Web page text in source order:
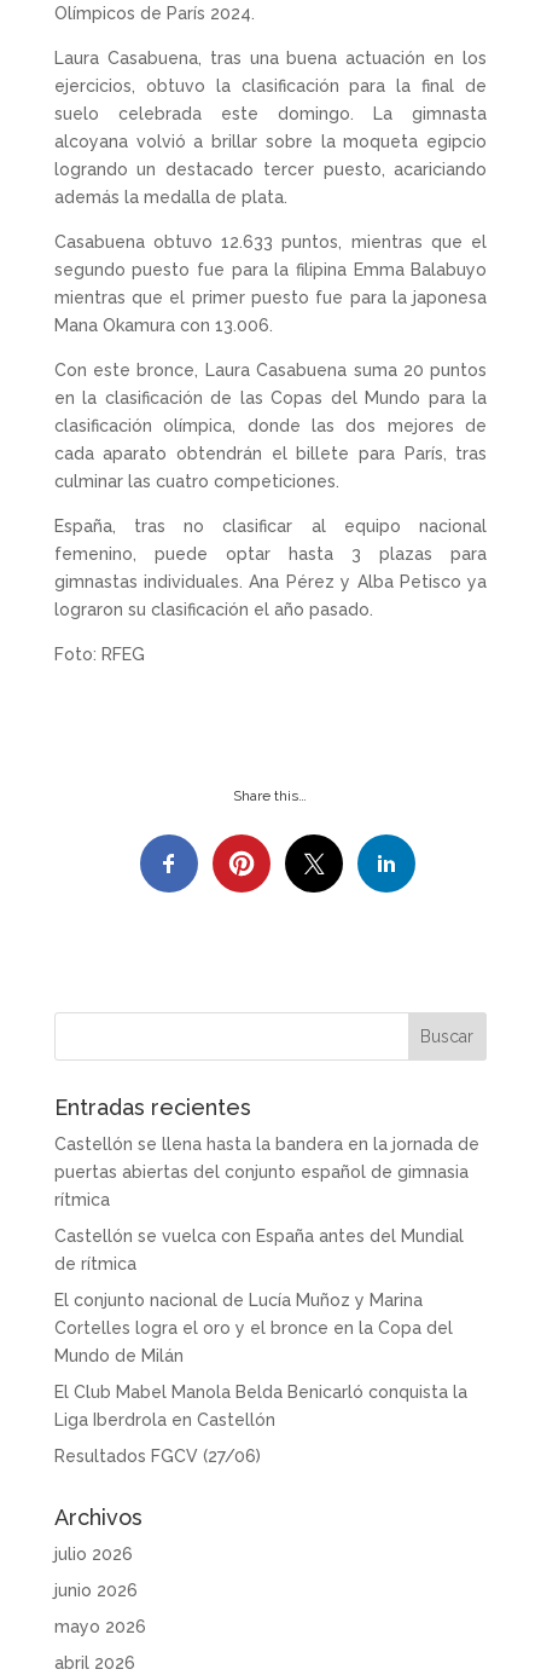
Olímpicos de París 2024.
Laura Casabuena, tras una buena actuación en los
ejercicios, obtuvo la clasificación para la final de
suelo celebrada este domingo. La gimnasta
alcoyana volvió a brillar sobre la moqueta egipcio
logrando un destacado tercer puesto, acariciando
además la medalla de plata.
Casabuena obtuvo 12.633 puntos, mientras que el
segundo puesto fue para la filipina Emma Balabuyo
mientras que el primer puesto fue para la japonesa
Mana Okamura con 13.006.
Con este bronce, Laura Casabuena suma 20 puntos
en la clasificación de las Copas del Mundo para la
clasificación olímpica, donde las dos mejores de
cada aparato obtendrán el billete para París, tras
culminar las cuatro competiciones.
España, tras no clasificar al equipo nacional
femenino, puede optar hasta 3 plazas para
gimnastas individuales. Ana Pérez y Alba Petisco ya
lograron su clasificación el año pasado.
Foto: RFEG
Share this…
Entradas recientes
Castellón se llena hasta la bandera en la jornada de
puertas abiertas del conjunto español de gimnasia
rítmica
Castellón se vuelca con España antes del Mundial
de rítmica
El conjunto nacional de Lucía Muñoz y Marina
Cortelles logra el oro y el bronce en la Copa del
Mundo de Milán
El Club Mabel Manola Belda Benicarló conquista la
Liga Iberdrola en Castellón
Resultados FGCV (27/06)
Archivos
julio 2026
junio 2026
mayo 2026
abril 2026